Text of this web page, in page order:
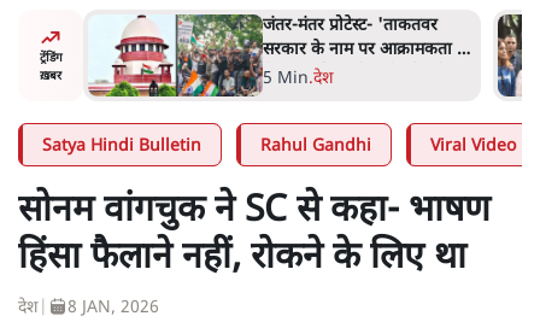
लिए था
ट्रेंडिंग
ख़बर
न
सुने':
जंतर मंतर प्रोटेस्ट: 'युवाओं को
प्रताड़ित किया जा रहा है, पर मोदी-
शाह में बोलने की हिम्मत नहीं'-
7 Min.देश
Satya Hindi Bulletin Rahul Gandhi Viral Video
सोनम वांगचुक ने SC से कहा- भाषण
हिंसा फैलाने नहीं, रोकने के लिए था
देश 8 JAN, 2026